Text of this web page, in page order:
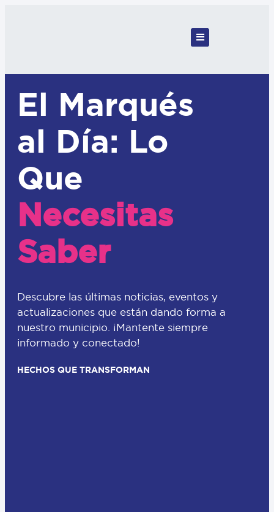
El Marqués
al Día: Lo
Que
Necesitas
Saber
Descubre las últimas noticias, eventos y
actualizaciones que están dando forma a
nuestro municipio. ¡Mantente siempre
informado y conectado!
HECHOS QUE TRANSFORMAN